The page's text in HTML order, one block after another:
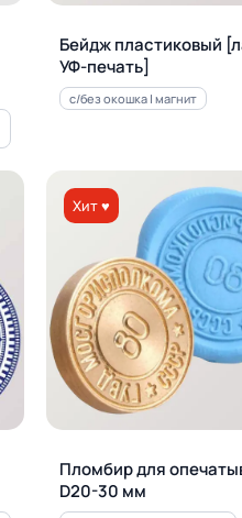
Бейдж пластиковый
УФ-печать]
с/без окошка | магнит
Хит ♥
Пломбир для
D20-30 мм